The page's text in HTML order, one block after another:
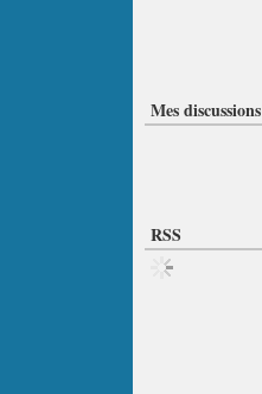
Mes discussions
RSS